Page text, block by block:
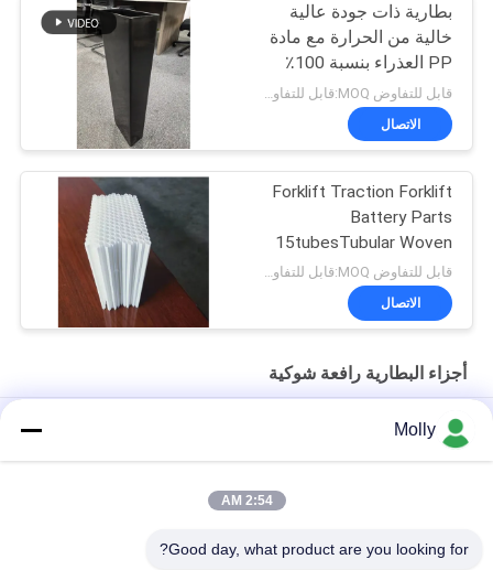
بطارية ذات جودة عالية
خالية من الحرارة مع مادة
PP العذراء بنسبة 100٪
وحجم قابل للتخصيص -
صندوق BCI
الاتصال
Forklift Traction Forklift
Battery Parts
15tubesTubular Woven
Battery Gauntlet
قابل للتفاوض MOQ:قابل للتفاوض
الاتصال
أجزاء البطارية رافعة شوكية
حصص بطارية الكهرباء الكهربائية الكهربائية
M10 المهنية الجر بطارية بولت برغي اللون الأسود مع رئيس البلاستيك
الحجم M أجزاء البطارية رافعة شوكية ، البطارية تنفيس التوصيل تعويم
Molly
2:54 AM
Good day, what product are you looking for?